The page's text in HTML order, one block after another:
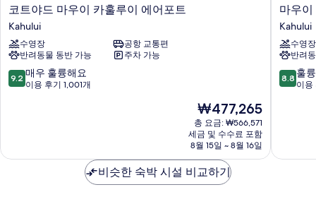
가
사
진
모
두
히
코
트
야
드
마
우
이
어
코트야드 마우이 카훌루이 에어포트
Kahului
수영장
공항 교통편
반려동물 동반 가능
주차 가능
10
점
매
9.2 매우 훌륭해요
이용 후기 1,001개
현
재
요
금
₩477,265
₩477,265
총 요금: ₩566,571
세금 및 수수료 포함
8월 15일 ~ 8월 16일
마
우
이
시
사
이
드
마우
Kahului
수영장
반려
10
점
훌
8.8 훌
이용
비슷한 숙박 시설 비교하기